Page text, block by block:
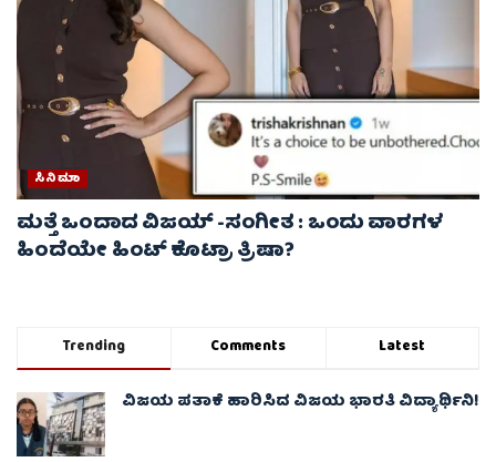
ಸಿನಿಮಾ
ಮತ್ತೆ ಒಂದಾದ ವಿಜಯ್ -ಸಂಗೀತ : ಒಂದು ವಾರಗಳ
ಹಿಂದೆಯೇ ಹಿಂಟ್ ಕೊಟ್ರಾ ತ್ರಿಷಾ?
Trending Comments Latest
ವಿಜಯ ಪತಾಕೆ ಹಾರಿಸಿದ ವಿಜಯ ಭಾರತಿ ವಿದ್ಯಾರ್ಥಿನಿ!